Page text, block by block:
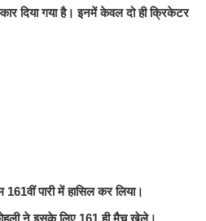
दिया गया है। इनमें केवल दो ही क्रिकेटर
पारी में हासिल कर लिया।
ने इसके लिए 161 ही मैच खेले।